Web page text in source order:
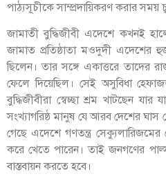
পাঠ্যসূচীকে সাম্প্রদায়িকরণ করার সময়
জামাতী বুদ্ধিজীবী এদেশে কখনই
জামাত প্রতিষ্ঠাতা মওদুদী এদেশের
ছিলেন। তার সঙ্গে একাত্তরে তাদের
ফেলে দিয়েছিল। সেই অসুবিধা
বুদ্ধিজীবীরা স্বেচ্ছা শ্রম খাটছেন যার
সংখ্যাগরিষ্ঠ মানুষ যে আরব দেশের ঘাস
গেছে এদেশে গণতন্ত্র
করে খেতে পারেন। তাই জনগণের পাল্স
বাস্তবায়ন করতে হবে।